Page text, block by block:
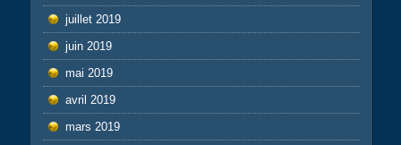
juillet 2019
juin 2019
mai 2019
avril 2019
mars 2019